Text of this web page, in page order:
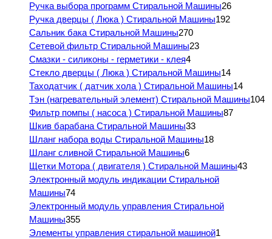
Ручка выбора программ Стиральной Машины26
Ручка дверцы ( Люка ) Стиральной Машины192
Сальник бака Стиральной Машины270
Сетевой фильтр Стиральной Машины23
Смазки - силиконы - герметики - клея4
Стекло дверцы ( Люка ) Стиральной Машины14
Таходатчик ( датчик хола ) Стиральной Машины14
Тэн (нагревательный элемент) Стиральной Машины104
Фильтр помпы ( насоса ) Стиральной Машины87
Шкив барабана Стиральной Машины33
Шланг набора воды Стиральной Машины18
Шланг сливной Стиральной Машины6
Щетки Мотора ( двигателя ) Стиральной Машины43
Электронный модуль индикации Стиральной
Машины74
Электронный модуль управления Стиральной
Машины355
Элементы управления стиральной машиной1